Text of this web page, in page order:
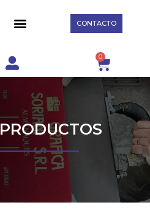
CONTACTO
0
PRODUCTOS